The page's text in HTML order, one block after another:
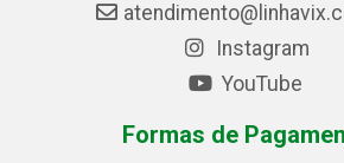
Instagram
YouTube
Formas de